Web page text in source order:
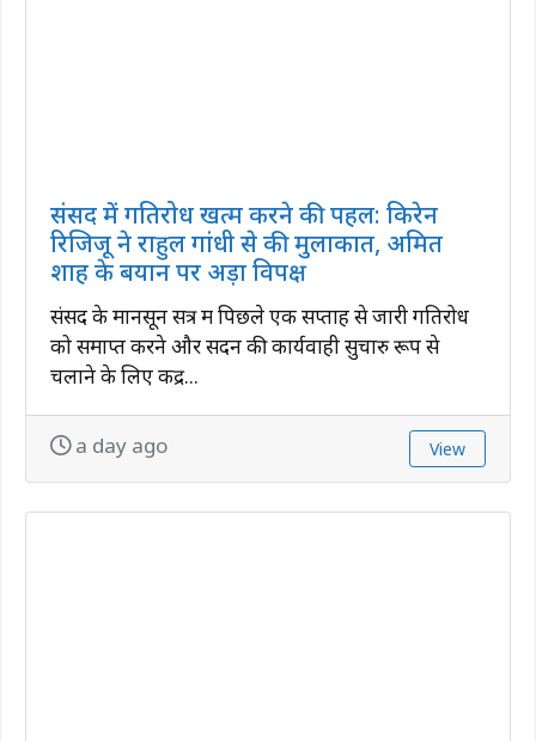
संसद में गतिरोध खत्म करने की पहल: किरेन
रिजिजू ने राहुल गांधी से की मुलाकात, अमित
शाह के बयान पर अड़ा विपक्ष
संसद के मानसून सत्र में पिछले एक सप्ताह से जारी गतिरोध
को समाप्त करने और सदन की कार्यवाही सुचारु रूप से
चलाने के लिए केंद्र...
a day ago View